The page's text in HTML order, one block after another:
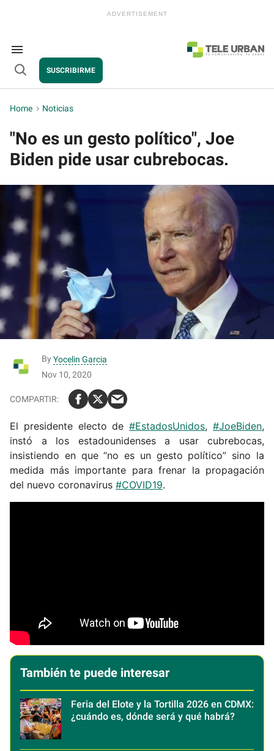
Search
&
Section
Navigation
Open
SUSCRIBIRME
Home > Noticias
"No es un gesto político", Joe
Biden pide usar cubrebocas.
By Yocelin Garcia
Nov 10, 2020
El presidente electo de#EstadosUnidos,#JoeBiden,
instó a los estadounidenses a usar cubrebocas,
insistiendo en que “no es un gesto político” sino la
medida más importante para frenar la propagación
del nuevo coronavirus #COVID19.
También te puede interesar
Feria del Elote y la Tortilla 2026 en CDMX:
¿cuándo es, dónde será y qué habrá?